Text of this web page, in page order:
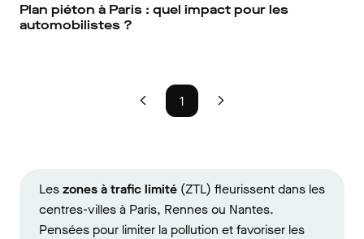
Plan piéton à Paris : quel impact pour les
automobilistes ?
1
Leszones à trafic limité (ZTL) fleurissent dans les
centres-villes à Paris, Rennes ou Nantes.
Pensées pour limiter la pollution et favoriser les